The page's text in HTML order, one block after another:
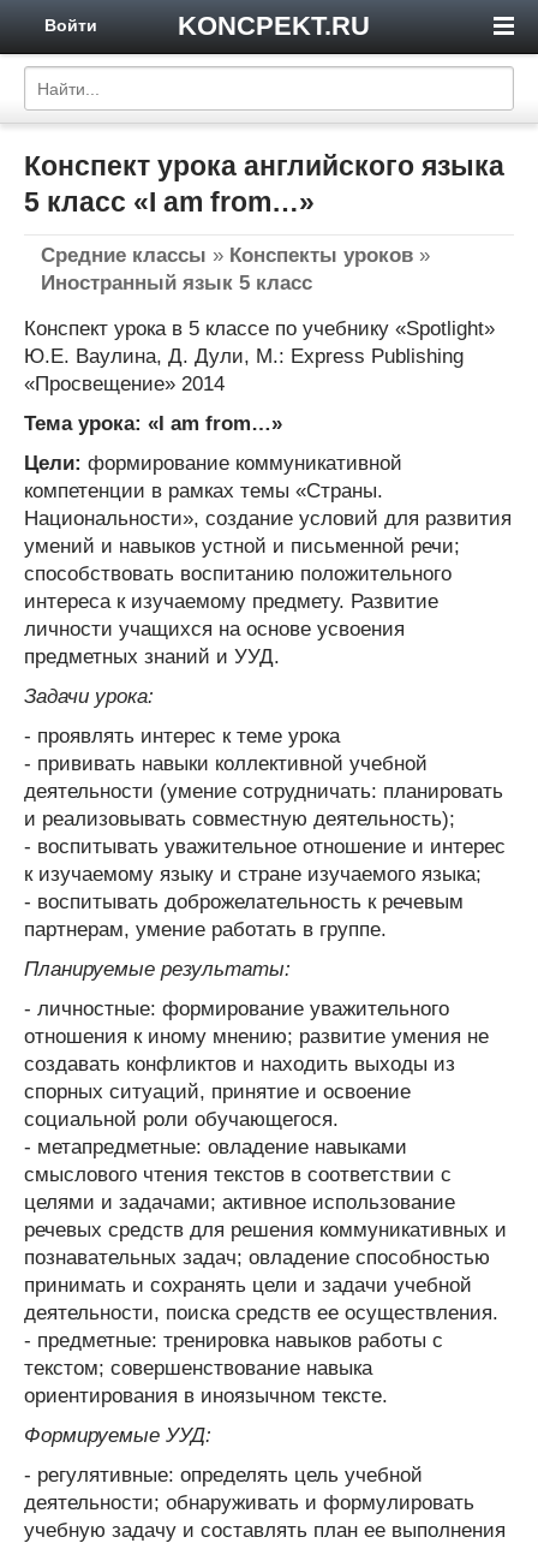
KONCPEKT.RU
Войти
Конспект урока английского языка
5 класс «I am from…»
Средние классы » Конспекты уроков »
Иностранный язык 5 класс
Конспект урока в 5 классе по учебнику «Spotlight»
Ю.Е. Ваулина, Д. Дули, М.: Express Publishing
«Просвещение» 2014
Тема урока: «I am from…»
Цели: формирование коммуникативной
компетенции в рамках темы «Страны.
Национальности», создание условий для развития
умений и навыков устной и письменной речи;
способствовать воспитанию положительного
интереса к изучаемому предмету. Развитие
личности учащихся на основе усвоения
предметных знаний и УУД.
Задачи урока:
- проявлять интерес к теме урока
- прививать навыки коллективной учебной
деятельности (умение сотрудничать: планировать
и реализовывать совместную деятельность);
- воспитывать уважительное отношение и интерес
к изучаемому языку и стране изучаемого языка;
- воспитывать доброжелательность к речевым
партнерам, умение работать в группе.
Планируемые результаты:
- личностные: формирование уважительного
отношения к иному мнению; развитие умения не
создавать конфликтов и находить выходы из
спорных ситуаций, принятие и освоение
социальной роли обучающегося.
- метапредметные: овладение навыками
смыслового чтения текстов в соответствии с
целями и задачами; активное использование
речевых средств для решения коммуникативных и
познавательных задач; овладение способностью
принимать и сохранять цели и задачи учебной
деятельности, поиска средств ее осуществления.
- предметные: тренировка навыков работы с
текстом; совершенствование навыка
ориентирования в иноязычном тексте.
Формируемые УУД:
- регулятивные: определять цель учебной
деятельности; обнаруживать и формулировать
учебную задачу и составлять план ее выполнения